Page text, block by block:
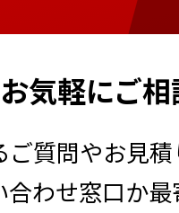
気軽にご
ご質問やお見
合わせ窓口か